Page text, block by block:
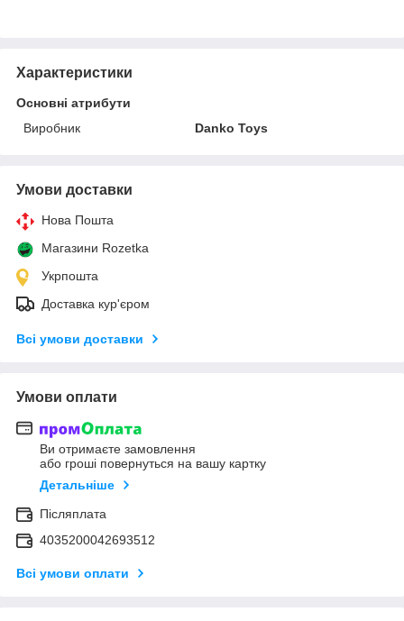
Характеристики
Основні атрибути
Виробник
Danko Toys
Умови доставки
Нова Пошта
Магазини Rozetka
Укрпошта
Доставка кур'єром
Всі умови доставки
Умови оплати
Ви отримаєте замовлення
або гроші повернуться на вашу картку
Детальніше
Післяплата
4035200042693512
Всі умови оплати